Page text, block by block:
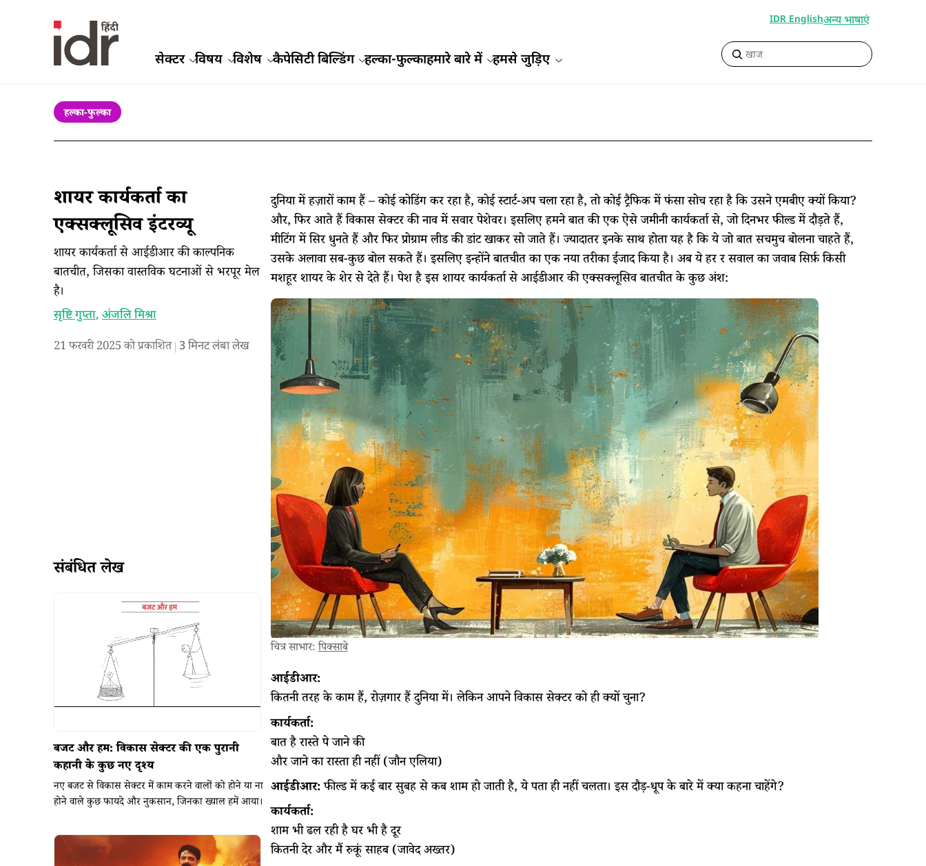
सेक्टर विषय विशेष कैपेसिटी बिल्डिंग हल्का-फुल्काहमारे बारे में हमसे जुड़िए
IDR Englishअन्य भाषाएं
हल्का-फुल्का
शायर कार्यकर्ता का
एक्सक्लूसिव इंटरव्यू
शायर कार्यकर्ता से आईडीआर की काल्पनिक
बातचीत, जिसका वास्तविक घटनाओं से भरपूर मेल
है।
सृष्टि गुप्ता,अंजलि मिश्रा
21 फरवरी 2025 को प्रकाशित 3मिनट लंबा लेख
संबंधित लेख
बजट और हम: विकास सेक्टर की एक पुरानी
कहानी के कुछ नए दृश्य
नए बजट से विकास सेक्टर में काम करने वालों को होने या ना
होने वाले कुछ फायदे और नुकसान, जिनका ख्याल हमें आया।
दुनिया में हज़ारों काम हैं – कोई कोडिंग कर रहा है, कोई स्टार्ट-अप चला रहा है, तो कोई ट्रैफिक में फंसा सोच रहा है कि उसने एमबीए क्यों किया?
और, फिर आते हैं विकास सेक्टर की नाव में सवार पेशेवर। इसलिए हमने बात की एक ऐसे जमीनी कार्यकर्ता से, जो दिनभर फील्ड में दौड़ते हैं,
मीटिंग में सिर धुनते हैं और फिर प्रोग्राम लीड की डांट खाकर सो जाते हैं। ज्यादातर इनके साथ होता यह है कि ये जो बात सचमुच बोलना चाहते हैं,
उसके अलावा सब-कुछ बोल सकते हैं। इसलिए इन्होंने बातचीत का एक नया तरीका ईजाद किया है। अब ये हर र सवाल का जवाब सिर्फ़ किसी
मशहूर शायर के शेर से देते हैं। पेश है इस शायर कार्यकर्ता से आईडीआर की एक्सक्लूसिव बातचीत के कुछ अंश:
चित्र साभार:पिक्साबे
आईडीआर:
कितनी तरह के काम हैं, रोज़गार हैं दुनिया में। लेकिन आपने विकास सेक्टर को ही क्यों चुना?
कार्यकर्ता:
बात है रास्ते पे जाने की
और जाने का रास्ता ही नहीं (जौन एलिया)
आईडीआर:फील्ड में कई बार सुबह से कब शाम हो जाती है, ये पता ही नहीं चलता। इस दौड़-धूप के बारे में क्या कहना चाहेंगे?
कार्यकर्ता:
शाम भी ढल रही है घर भी है दूर
कितनी देर और मैं रुकूं साहब (जावेद अख्तर)